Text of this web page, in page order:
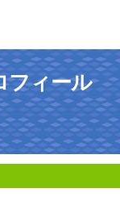
フィール